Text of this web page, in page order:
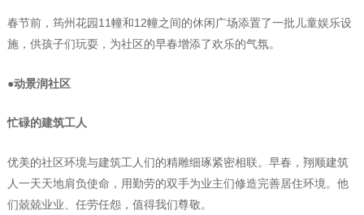
春节前，筠州花园11幢和12幢之间的休闲广场添置了一批儿童娱乐设
施，供孩子们玩耍，为社区的早春增添了欢乐的气氛。
●动景润社区
忙碌的建筑工人
优美的社区环境与建筑工人们的精雕细琢紧密相联。早春，翔顺建筑
人一天天地肩负使命，用勤劳的双手为业主们修造完善居住环境。他
们兢兢业业、任劳任怨，值得我们尊敬。